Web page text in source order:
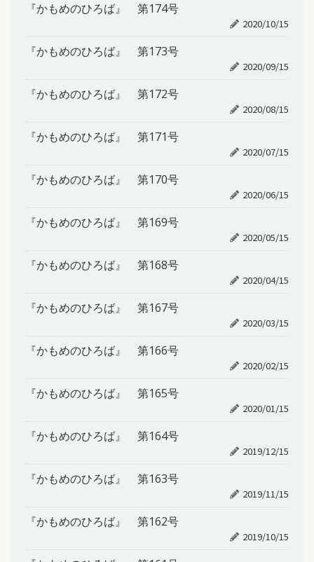
『かもめのひろば』 第174号
2020/10/15
『かもめのひろば』 第173号
2020/09/15
『かもめのひろば』 第172号
2020/08/15
『かもめのひろば』 第171号
2020/07/15
『かもめのひろば』 第170号
2020/06/15
『かもめのひろば』 第169号
2020/05/15
『かもめのひろば』 第168号
2020/04/15
『かもめのひろば』 第167号
2020/03/15
『かもめのひろば』 第166号
2020/02/15
『かもめのひろば』 第165号
2020/01/15
『かもめのひろば』 第164号
2019/12/15
『かもめのひろば』 第163号
2019/11/15
『かもめのひろば』 第162号
2019/10/15